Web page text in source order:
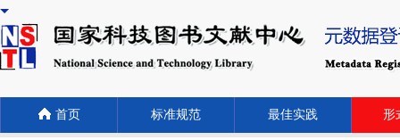
首页 标准规范 最佳实践 形